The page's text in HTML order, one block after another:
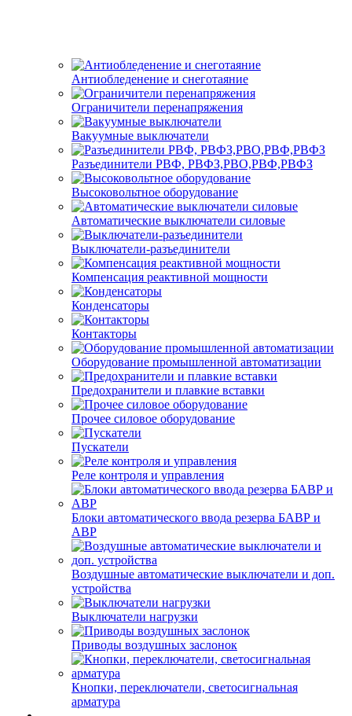
Антиобледенение и снеготаяние
Ограничители перенапряжения
Вакуумные выключатели
Разъединители РВФ, РВФЗ,РВО,РВФ,РВФЗ
Высоковольтное оборудование
Автоматические выключатели cиловые
Выключатели-разъединители
Компенсация реактивной мощности
Конденсаторы
Контакторы
Оборудование промышленной автоматизации
Предохранители и плавкие вставки
Прочее силовое оборудование
Пускатели
Реле контроля и управления
Блоки автоматического ввода резерва БАВР и
АВР
Воздушные автоматические выключатели и доп.
устройства
Выключатели нагрузки
Приводы воздушных заслонок
Кнопки, переключатели, светосигнальная
арматура